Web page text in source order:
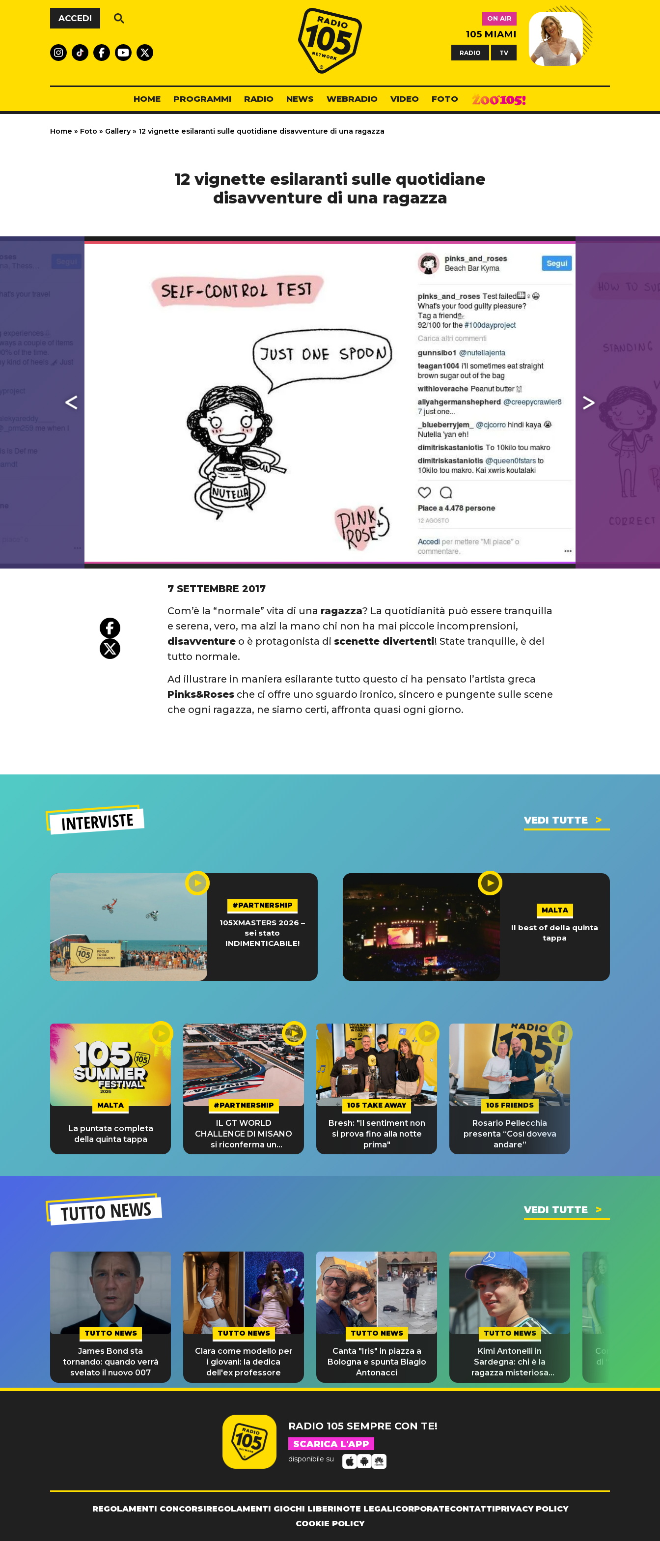
Vai al contenuto
ACCEDI
Radio 105
ON AIR
105 MIAMI
RADIO TV
HOME PROGRAMMI RADIO NEWS WEBRADIO VIDEO FOTO
Home » Foto » Gallery » 12 vignette esilaranti sulle quotidiane disavventure di una ragazza
12 vignette esilaranti sulle quotidiane
disavventure di una ragazza
7 SETTEMBRE 2017
Com’è la “normale” vita di una ragazza? La quotidianità può essere tranquilla
e serena, vero, ma alzi la mano chi non ha mai piccole incomprensioni,
disavventure o è protagonista di scenette divertenti! State tranquille, è del
tutto normale.
Ad illustrare in maniera esilarante tutto questo ci ha pensato l’artista greca
Pinks&Roses che ci offre uno sguardo ironico, sincero e pungente sulle scene
che ogni ragazza, ne siamo certi, affronta quasi ogni giorno.
INTERVISTE VEDI TUTTE
#PARTNERSHIP
105XMASTERS 2026 –
sei stato
INDIMENTICABILE!
MALTA
Il best of della quinta
tappa
MALTA
La puntata completa
della quinta tappa
#PARTNERSHIP
IL GT WORLD
CHALLENGE DI MISANO
si riconferma un
GRANDE SUCCESSO!
105 TAKE AWAY
Bresh: "Il sentiment non
si prova fino alla notte
prima"
105 FRIENDS
Rosario Pellecchia
presenta “Così doveva
andare”
TUTTO NEWS VEDI TUTTE
TUTTO NEWS
James Bond sta
tornando: quando verrà
svelato il nuovo 007
TUTTO NEWS
Clara come modello per
i giovani: la dedica
dell'ex professore
TUTTO NEWS
Canta "Iris" in piazza a
Bologna e spunta Biagio
Antonacci
TUTTO NEWS
Kimi Antonelli in
Sardegna: chi è la
ragazza misteriosa
insieme a lui?
Con chi stanno
di “Odissea”?
RADIO 105 SEMPRE CON TE!
SCARICA L'APP
disponibile su
REGOLAMENTI CONCORSIREGOLAMENTI GIOCHI LIBERINOTE LEGALICORPORATECONTATTIPRIVACY POLICY
COOKIE POLICY